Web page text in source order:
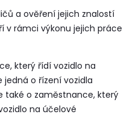
a ověření jejich znalostí
v rámci výkonu jejich práce
který řídí vozidlo na
jedná o řízení vozidla
také o zaměstnance, který
na účelové